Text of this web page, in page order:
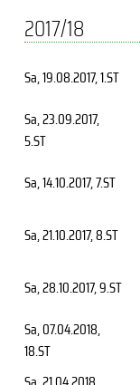
2017/18
Sa, 19.08.2017, 1.ST
Sa, 23.09.2017,
5.ST
Sa, 14.10.2017, 7.ST
Sa, 21.10.2017, 8.ST
Sa, 28.10.2017, 9.ST
Sa, 07.04.2018,
18.ST